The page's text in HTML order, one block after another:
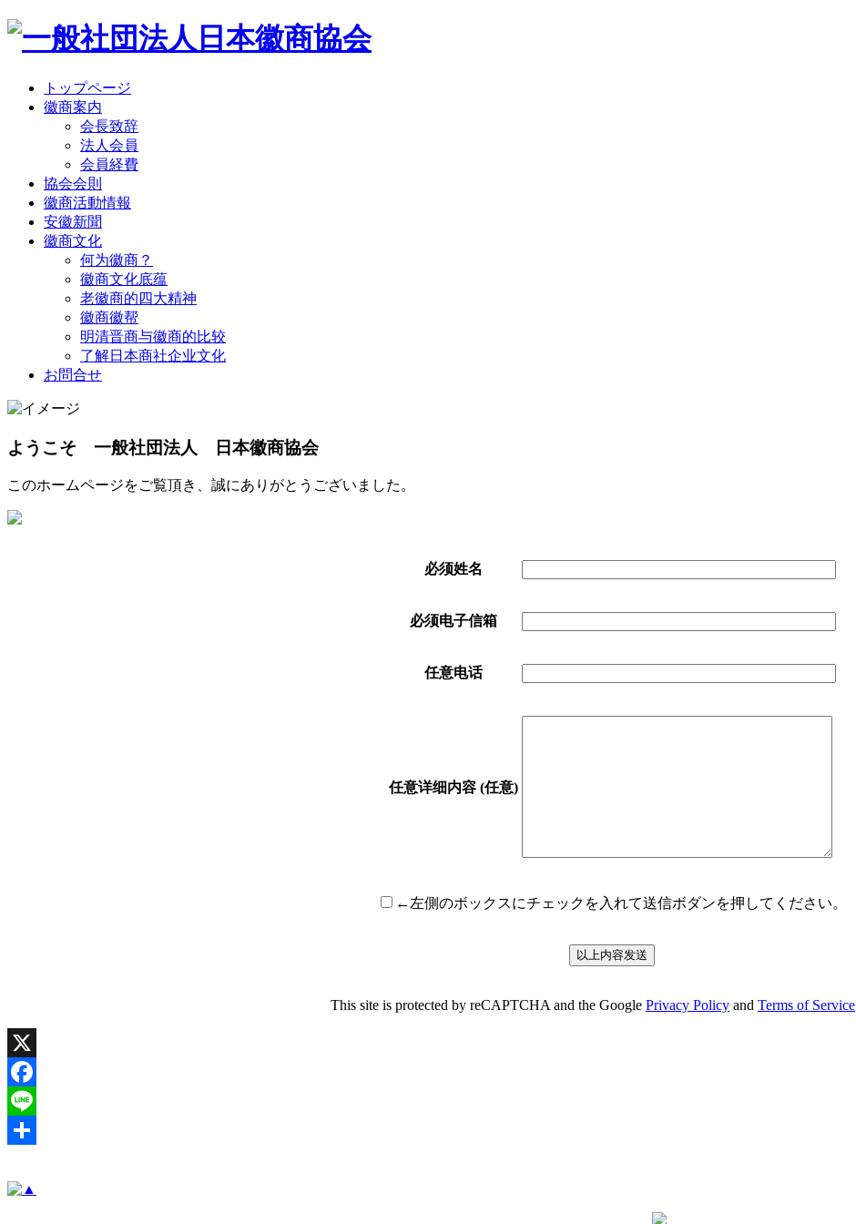
トップページ
徽商案内
会長致辞
法人会員
会員経費
協会会則
徽商活動情報
安徽新聞
徽商文化
何为徽商？
徽商文化底蕴
老徽商的四大精神
徽商徽帮
明清晋商与徽商的比较
了解日本商社企业文化
お問合せ
ようこそ 一般社団法人 日本徽商協会
このホームページをご覧頂き、誠にありがとうございました。
必须姓名
必须电子信箱
任意电话
任意详细内容 (任意)
←左側のボックスにチェックを入れて送信ボダンを押してください。
This site is protected by reCAPTCHA and the Google Privacy Policy and Terms of Service
X
Facebook
Line
有